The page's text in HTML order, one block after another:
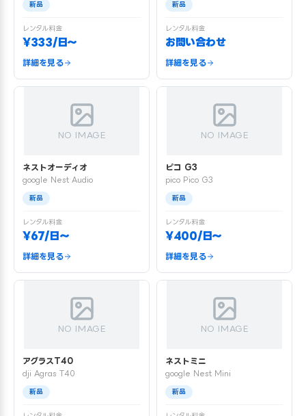
新品
レンタル料金
¥333/日〜
詳細を見る
新品
レンタル料金
お問い合わせ
詳細を見る
NO IMAGE
ネストオーディオ
google Nest Audio
新品
レンタル料金
¥67/日〜
詳細を見る
NO IMAGE
ピコ G3
pico Pico G3
新品
レンタル料金
¥400/日〜
詳細を見る
NO IMAGE
アグラスT40
dji Agras T40
新品
NO IMAGE
ネストミニ
google Nest Mini
新品